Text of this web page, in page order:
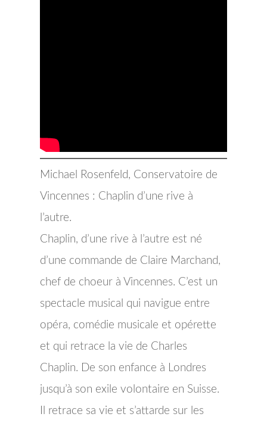
Michael Rosenfeld, Conservatoire de
Vincennes : Chaplin d’une rive à
l’autre.
Chaplin, d’une rive à l’autre est né
d’une commande de Claire Marchand,
chef de choeur à Vincennes. C’est un
spectacle musical qui navigue entre
opéra, comédie musicale et opérette
et qui retrace la vie de Charles
Chaplin. De son enfance à Londres
jusqu’à son exile volontaire en Suisse.
Il retrace sa vie et s’attarde sur les